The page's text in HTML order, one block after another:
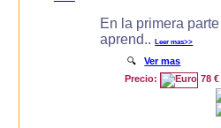
En la primera
aprend..Leer mas>>
🔍Ver mas
Precio:
78 €